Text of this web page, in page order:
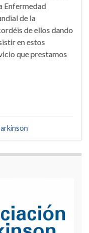
Enfermedad
de la
de ellos dando
en estos
que prestamos